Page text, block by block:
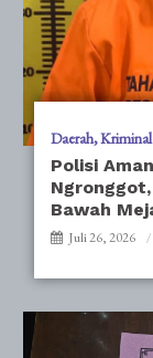
Daerah
Polisi
Bawah
Juli 26, 2026